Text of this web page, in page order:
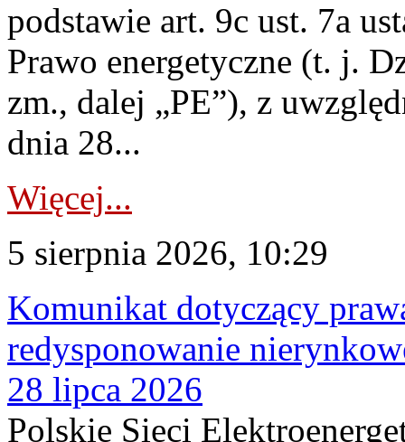
podstawie art. 9c ust. 7a
Prawo energetyczne (t. j.
zm., dalej „PE”), z
dnia 28...
Więcej...
5 sierpnia 2026, 10:29
Komunikat dotyczący
redysponowanie
28 lipca 2026
Polskie Sieci